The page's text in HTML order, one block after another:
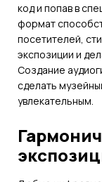
код и попав в
формат
посетителей,
экспозиции и
Создание
сделать
увлекательным.